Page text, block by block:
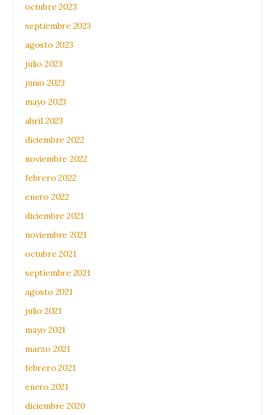
octubre 2023
septiembre 2023
agosto 2023
julio 2023
junio 2023
mayo 2023
abril 2023
diciembre 2022
noviembre 2022
febrero 2022
enero 2022
diciembre 2021
noviembre 2021
octubre 2021
septiembre 2021
agosto 2021
julio 2021
mayo 2021
marzo 2021
febrero 2021
enero 2021
diciembre 2020